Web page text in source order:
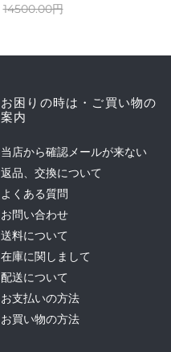
14500.00円
お困りの時は・ご買い物の
案内
当店から確認メールが来ない
返品、交換について
よくある質問
お問い合わせ
送料について
在庫に関しまして
配送について
お支払いの方法
お買い物の方法